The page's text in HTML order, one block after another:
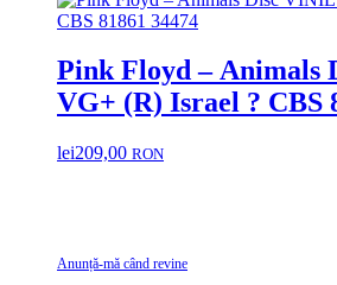
Pink Floyd – Animals Disc VINIL LP
lei209,00 RON
Anunță-mă când revine